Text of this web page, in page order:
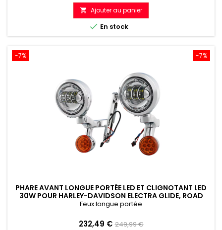
de
référence
 Ajouter au panier
 En stock
-7%
-7%
PHARE AVANT LONGUE PORTÉE LED ET CLIGNOTANT LED
30W POUR HARLEY-DAVIDSON ELECTRA GLIDE, ROAD
KING, FLHX, FLHXXX (1994-2013)
Feux longue portée
Prix
232,49 € Prix
249,99 €